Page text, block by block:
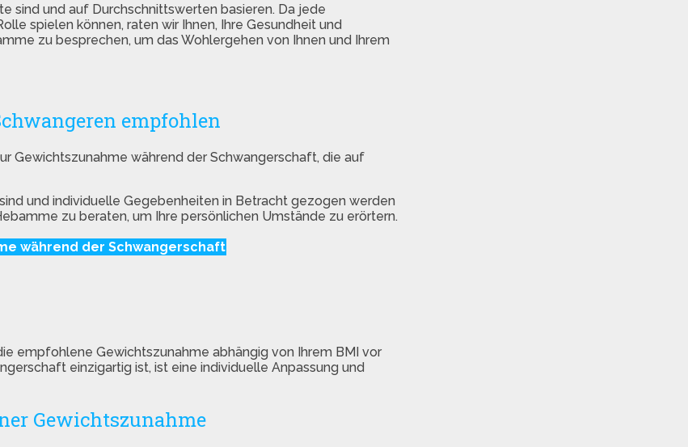
sind und auf Durchschnittswerten basieren. Da jede
spielen können, raten wir Ihnen, Ihre Gesundheit und
zu besprechen, um das Wohlergehen von Ihnen und Ihrem
empfohlen
Gewichtszunahme während der Schwangerschaft, die auf
und individuelle Gegebenheiten in Betracht gezogen werden
zu beraten, um Ihre persönlichen Umstände zu erörtern.
während der Schwangerschaft
empfohlene Gewichtszunahme abhängig von Ihrem BMI vor
einzigartig ist, ist eine individuelle Anpassung und
Gewichtszunahme